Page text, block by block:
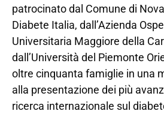
patrocinato dal Comune di
Diabete Italia, dall’Azienda
Universitaria Maggiore della
dall’Università del Piemonte
oltre cinquanta famiglie in una
alla presentazione dei più
ricerca internazionale sul